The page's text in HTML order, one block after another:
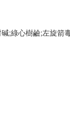
;綠心樹鹼;左旋箭